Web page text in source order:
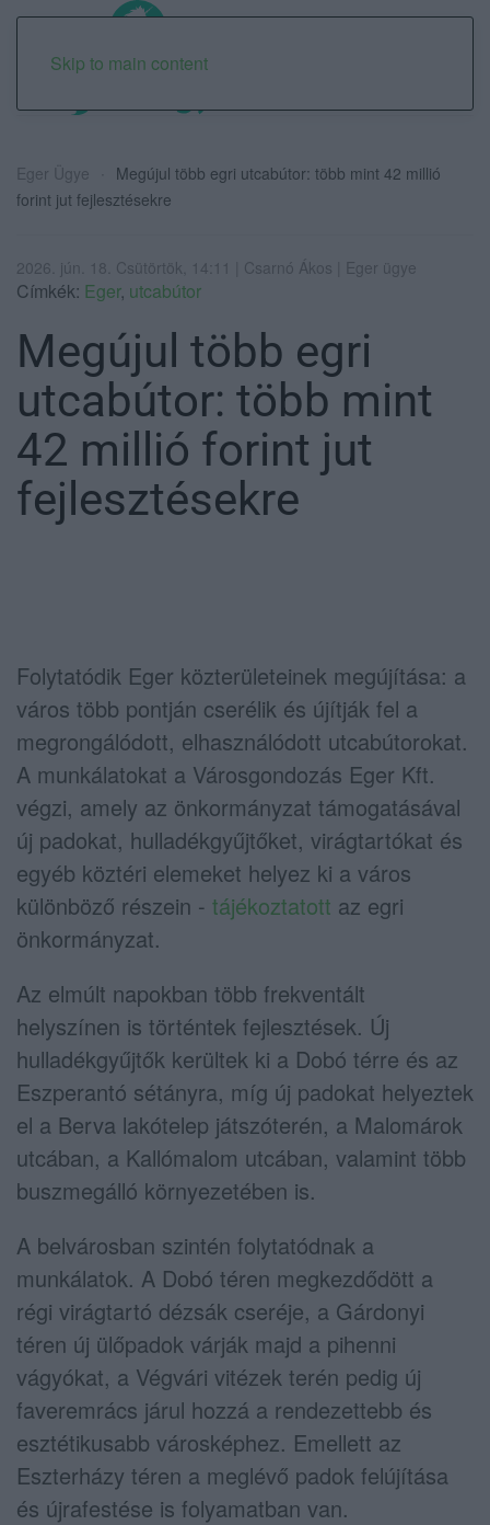
Skip to main content
Eger Ügye
Megújul több egri utcabútor: több mint 42 millió
forint jut fejlesztésekre
2026. jún. 18. Csütörtök, 14:11 | Csarnó Ákos | Eger ügye
Címkék: Eger, utcabútor
Megújul több egri
utcabútor: több mint
42 millió forint jut
fejlesztésekre
Folytatódik Eger közterületeinek megújítása: a
város több pontján cserélik és újítják fel a
megrongálódott, elhasználódott utcabútorokat.
A munkálatokat a Városgondozás Eger Kft.
végzi, amely az önkormányzat támogatásával
új padokat, hulladékgyűjtőket, virágtartókat és
egyéb köztéri elemeket helyez ki a város
különböző részein - tájékoztatott az egri
önkormányzat.
Az elmúlt napokban több frekventált
helyszínen is történtek fejlesztések. Új
hulladékgyűjtők kerültek ki a Dobó térre és az
Eszperantó sétányra, míg új padokat helyeztek
el a Berva lakótelep játszóterén, a Malomárok
utcában, a Kallómalom utcában, valamint több
buszmegálló környezetében is.
A belvárosban szintén folytatódnak a
munkálatok. A Dobó téren megkezdődött a
régi virágtartó dézsák cseréje, a Gárdonyi
téren új ülőpadok várják majd a pihenni
vágyókat, a Végvári vitézek terén pedig új
faveremrács járul hozzá a rendezettebb és
esztétikusabb városképhez. Emellett az
Eszterházy téren a meglévő padok felújítása
és újrafestése is folyamatban van.